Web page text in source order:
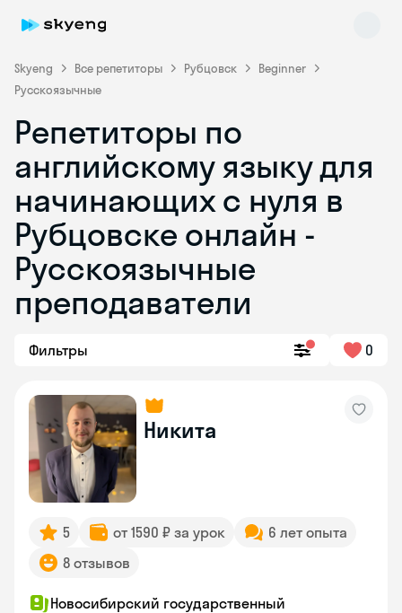
Skyeng Все репетиторы Рубцовск
Beginner
Русскоязычные
Репетиторы по
английскому языку для
начинающих с нуля в
Рубцовске онлайн -
Русскоязычные
преподаватели
Фильтры 0
Никита
5 от 1590 ₽ за урок
6 лет опыта
8 отзывов
Новосибирский государственный
Skyeng Chat
online